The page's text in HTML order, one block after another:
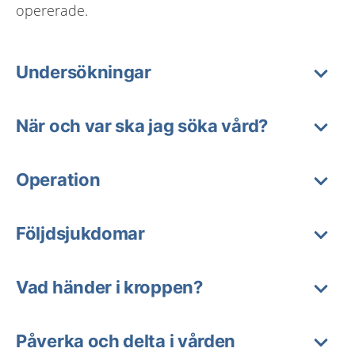
opererade.
Undersökningar
När och var ska jag söka vård?
Operation
Följdsjukdomar
Vad händer i kroppen?
Påverka och delta i vården